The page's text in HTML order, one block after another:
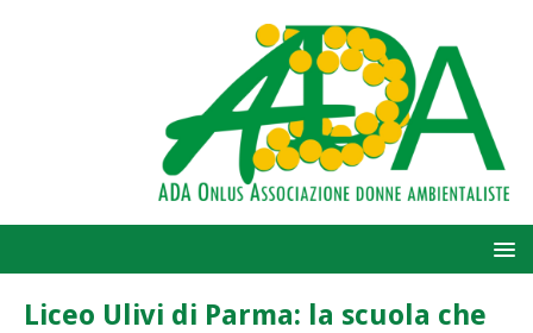
Liceo Ulivi di Parma: la scuola che